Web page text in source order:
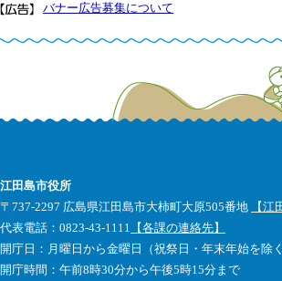
バナー広告募集について
江田島市役所
〒737-2297 広島県江田島市大柿町大原505番地
【江
代表電話：0823-43-1111 【各課の連絡先】
開庁日：月曜日から金曜日（祝祭日・年末年始を除く
開庁時間：午前8時30分から午後5時15分まで